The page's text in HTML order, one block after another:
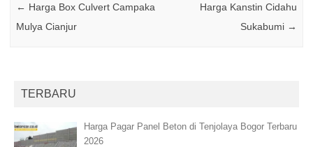
← Harga Box Culvert Campaka
Mulya Cianjur
Harga Kanstin Cidahu
Sukabumi →
TERBARU
Harga Pagar Panel Beton di Tenjolaya Bogor Terbaru
2026